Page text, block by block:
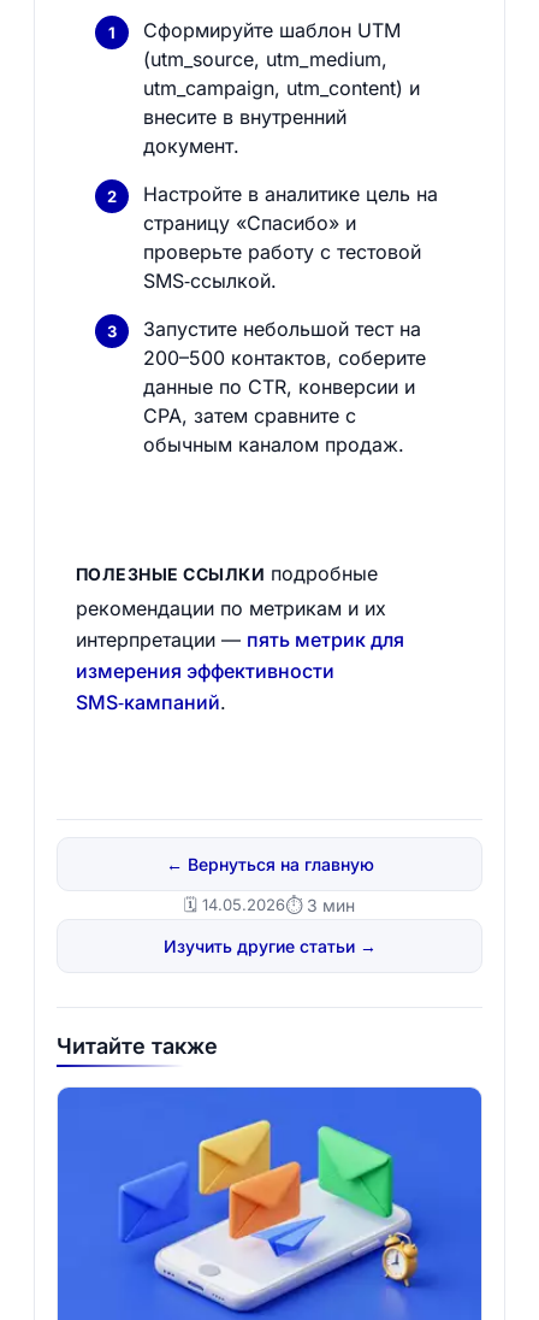
Сформируйте шаблон UTM
(utm_source, utm_medium,
utm_campaign, utm_content) и
внесите в внутренний
документ.
Настройте в аналитике цель на
страницу «Спасибо» и
проверьте работу с тестовой
SMS‑ссылкой.
Запустите небольшой тест на
200–500 контактов, соберите
данные по CTR, конверсии и
CPA, затем сравните с
обычным каналом продаж.
ПОЛЕЗНЫЕ ССЫЛКИ подробные
рекомендации по метрикам и их
интерпретации — пять метрик для
измерения эффективности
SMS‑кампаний.
← Вернуться на главную
🗓️ 14.05.2026⏱ 3 мин
Изучить другие статьи →
Читайте также